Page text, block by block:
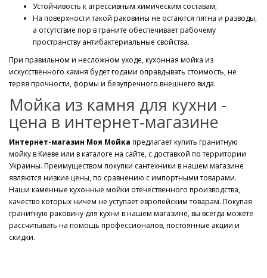
Устойчивость к агрессивным химическим составам;
На поверхности такой раковины не остаются пятна и разводы,
а отсутствие пор в граните обеспечивает рабочему
пространству антибактериальные свойства.
При правильном и несложном уходе, кухонная мойка из
искусственного камня будет годами оправдывать стоимость, не
теряя прочности, формы и безупречного внешнего вида.
Мойка из камня для кухни -
цена в интернет-магазине
Интернет-магазин Моя Мойка предлагает купить гранитную
мойку в Киеве или в каталоге на сайте, с доставкой по территории
Украины. Преимуществом покупки сантехники в нашем магазине
являются низкие цены, по сравнению с импортными товарами.
Наши каменные кухонные мойки отечественного производства,
качество которых ничем не уступает европейским товарам. Покупая
гранитную раковину для кухни в нашем магазине, вы всегда можете
рассчитывать на помощь профессионалов, постоянные акции и
скидки.